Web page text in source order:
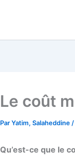
Le coût
ParYatim, Salaheddine /
Qu’est-ce que le